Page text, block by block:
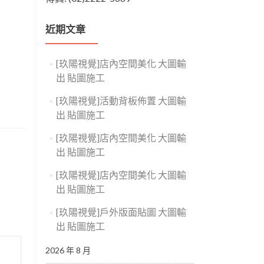
近期文章
[玖陽視覺]店內空間美化 大圖輸
出 貼圖施工
[玖陽視覺]活動背板佈置 大圖輸
出 貼圖施工
[玖陽視覺]店內空間美化 大圖輸
出 貼圖施工
[玖陽視覺]店內空間美化 大圖輸
出 貼圖施工
[玖陽視覺]戶外版面貼圖 大圖輸
出 貼圖施工
2026 年 8 月